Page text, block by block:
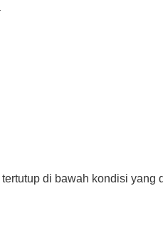
di bawah kondisi yang